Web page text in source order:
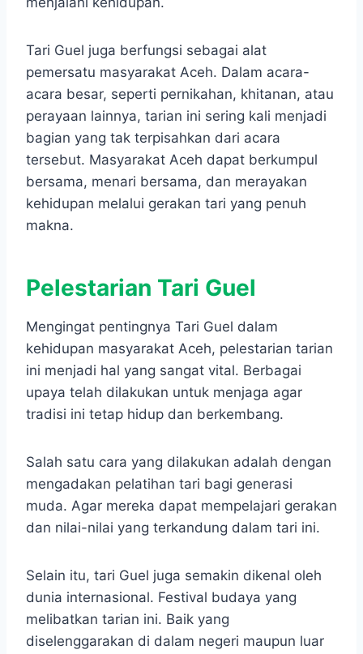
Tari Guel juga berfungsi sebagai alat
pemersatu masyarakat Aceh. Dalam acara-
acara besar, seperti pernikahan, khitanan, atau
perayaan lainnya, tarian ini sering kali menjadi
bagian yang tak terpisahkan dari acara
tersebut. Masyarakat Aceh dapat berkumpul
bersama, menari bersama, dan merayakan
kehidupan melalui gerakan tari yang penuh
makna.
Pelestarian Tari Guel
Mengingat pentingnya Tari Guel dalam
kehidupan masyarakat Aceh, pelestarian tarian
ini menjadi hal yang sangat vital. Berbagai
upaya telah dilakukan untuk menjaga agar
tradisi ini tetap hidup dan berkembang.
Salah satu cara yang dilakukan adalah dengan
mengadakan pelatihan tari bagi generasi
muda. Agar mereka dapat mempelajari gerakan
dan nilai-nilai yang terkandung dalam tari ini.
Selain itu, tari Guel juga semakin dikenal oleh
dunia internasional. Festival budaya yang
melibatkan tarian ini. Baik yang
diselenggarakan di dalam negeri maupun luar